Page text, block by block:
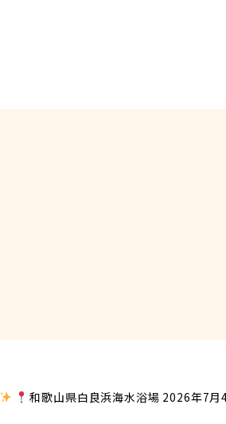
和歌山県白良浜海水浴場 2026年7月